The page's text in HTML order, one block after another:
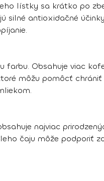
lístky sa krátko po
antioxidačné
Obsahuje viac
môžu pomôcť
najviac
čaju môže podporiť